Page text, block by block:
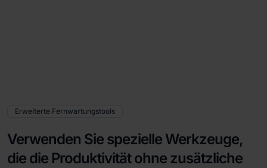
Erweiterte Fernwartungstools
Verwenden Sie spezielle Werkzeuge,
die die Produktivität ohne zusätzliche